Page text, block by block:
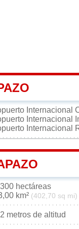
Internacional
Internacional
Internacional
hectáreas
km² (402,70 sq mi)
metros de altitud